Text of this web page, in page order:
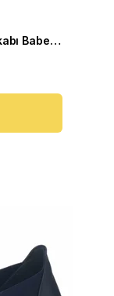
Büyük Numara Kadın Ayakkabı Babet PR 2211 mavi